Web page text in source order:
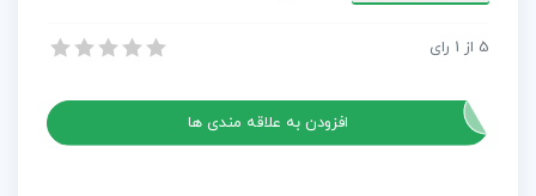
پروژه افترافکت لوگوی گلیچ ساده
5 از 1 رای
افزودن به علاقه مندی ها